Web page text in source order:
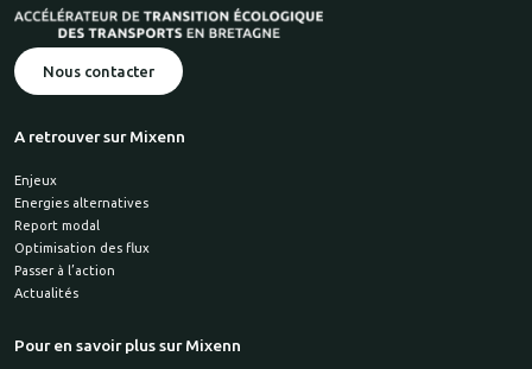
Nous contacter
A retrouver sur Mixenn
Enjeux
Energies alternatives
Report modal
Optimisation des flux
Passer à l’action
Actualités
Pour en savoir plus sur Mixenn